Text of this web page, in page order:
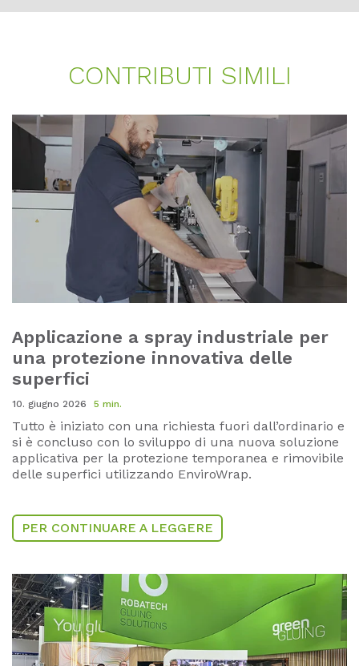
CONT­RI­BU­TI SI­MI­LI
Applicazione a spray industriale per
una protezione innovativa delle
superfici
10. giugno 2026 5 min.
Tutto è iniziato con una richiesta fuori dall’ordinario e
si è concluso con lo sviluppo di una nuova soluzione
applicativa per la protezione temporanea e rimovibile
delle superfici utilizzando EnviroWrap.
PER CONTINUARE A LEGGERE